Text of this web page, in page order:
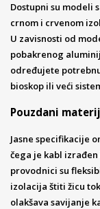
Dostupni su modeli
crnom i crvenom
U zavisnosti od
pobakrenog
određujete
bioskop ili veći
Pouzdani
Jasne specifikacije
čega je kabl
provodnici su
izolacija štiti žicu
olakšava savijanje